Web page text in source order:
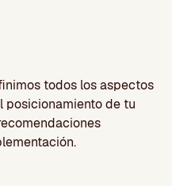
todos los aspectos
posicionamiento de tu